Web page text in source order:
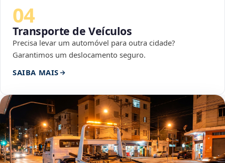
04
Transporte de Veículos
Precisa levar um automóvel para outra cidade?
Garantimos um deslocamento seguro.
SAIBA MAIS